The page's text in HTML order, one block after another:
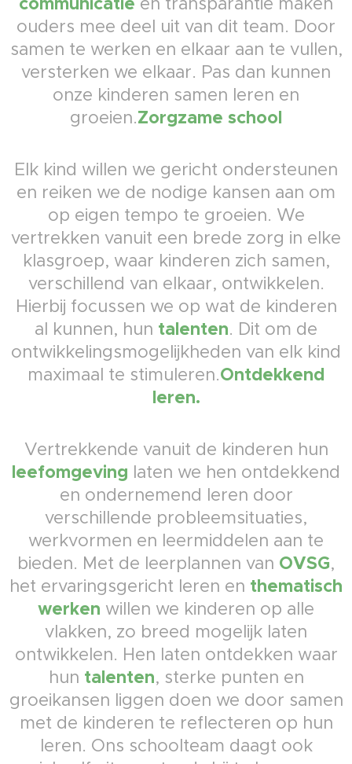
ouders mee deel uit van dit team. Door
samen te werken en elkaar aan te vullen,
versterken we elkaar. Pas dan kunnen
onze kinderen samen leren en
groeien.Zorgzame school
Elk kind willen we gericht ondersteunen
en reiken we de nodige kansen aan om
op eigen tempo te groeien. We
vertrekken vanuit een brede zorg in elke
klasgroep, waar kinderen zich samen,
verschillend van elkaar, ontwikkelen.
Hierbij focussen we op wat de kinderen
al kunnen, hun talenten. Dit om de
ontwikkelingsmogelijkheden van elk kind
maximaal te stimuleren.Ontdekkend
leren.
Vertrekkende vanuit de kinderen hun
leefomgeving laten we hen ontdekkend
en ondernemend leren door
verschillende probleemsituaties,
werkvormen en leermiddelen aan te
bieden. Met de leerplannen van OVSG,
het ervaringsgericht leren en thematisch
werken willen we kinderen op alle
vlakken, zo breed mogelijk laten
ontwikkelen. Hen laten ontdekken waar
hun talenten, sterke punten en
groeikansen liggen doen we door samen
met de kinderen te reflecteren op hun
leren. Ons schoolteam daagt ook